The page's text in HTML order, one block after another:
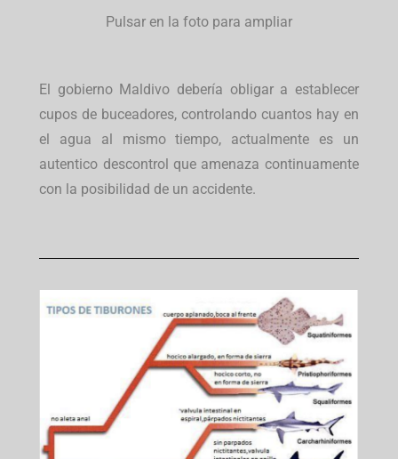
Pulsar en la foto para ampliar
El gobierno Maldivo debería obligar a establecer
cupos de buceadores, controlando cuantos hay en
el agua al mismo tiempo, actualmente es un
autentico descontrol que amenaza continuamente
con la posibilidad de un accidente.